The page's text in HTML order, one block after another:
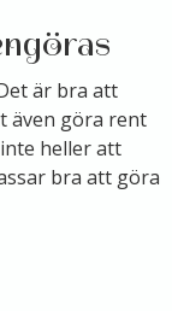
är bra att
även göra rent
heller att
bra att göra